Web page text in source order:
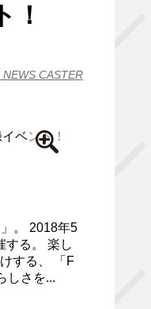
！
NEWS CASTER
。 2018年5
する。 楽し
する、 「F
しさを...